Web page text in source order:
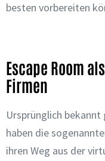
besten vorbereiten
Escape Room
Firmen
Ursprünglich
haben die
ihren Weg aus der